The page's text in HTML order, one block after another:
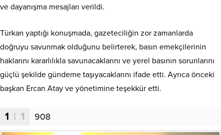
ve dayanışma mesajları verildi.
Türkan yaptığı konuşmada, gazeteciliğin zor zamanlarda
doğruyu savunmak olduğunu belirterek, basın emekçilerinin
haklarını kararlılıkla savunacaklarını ve yerel basının sorunlarını
güçlü şekilde gündeme taşıyacaklarını ifade etti. Ayrıca önceki
başkan Ercan Atay ve yönetimine teşekkür etti.
1 | 1 908